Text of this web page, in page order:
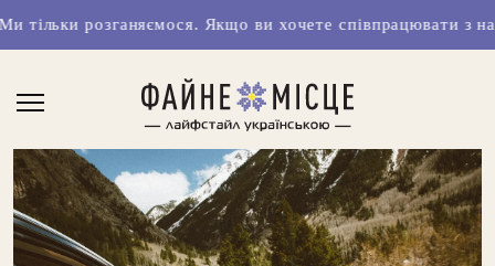
Якщо ви хочете співпрацювати з нами чи